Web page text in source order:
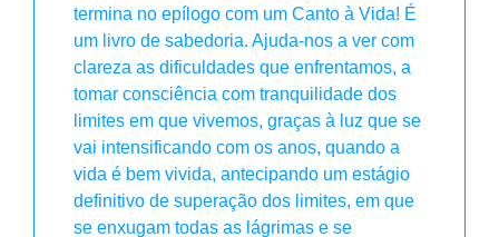
termina no epílogo com um Canto à Vida! É
um livro de sabedoria. Ajuda-nos a ver com
clareza as dificuldades que enfrentamos, a
tomar consciência com tranquilidade dos
limites em que vivemos, graças à luz que se
vai intensificando com os anos, quando a
vida é bem vivida, antecipando um estágio
definitivo de superação dos limites, em que
se enxugam todas as lágrimas e se